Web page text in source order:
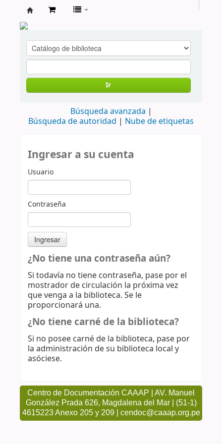
cendoc
Ir
Búsqueda avanzada
Búsqueda de autoridad
Nube de etiquetas
Ingresar a su cuenta
Usuario
Contraseña
¿No tiene una contraseña aún?
Si todavía no tiene contraseña, pase por el
mostrador de circulación la próxima vez
que venga a la biblioteca. Se le
proporcionará una.
¿No tiene carné de la biblioteca?
Si no posee carné de la biblioteca, pase por
la administración de su biblioteca local y
asóciese.
Centro de Documentación CAAAP | AV. Manuel
González Prada 626, Magdalena del Mar | (51-1)
4615223 Anexo 205 y 209 | cendoc@caaap.org.pe